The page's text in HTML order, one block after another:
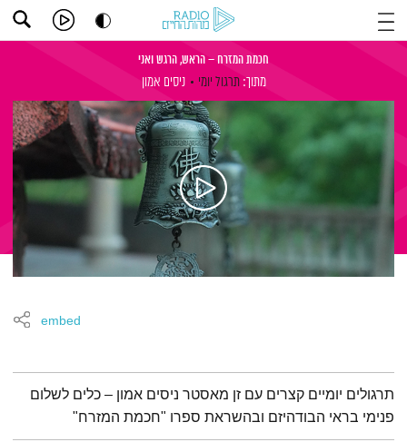
חכמת המזרח – הראש, הרגש ואני
מתוך: תרגול יומי ניסים אמון
embed
תמצית הפודקאסט
תרגולים יומיים קצרים עם זן מאסטר ניסים אמון – כלים לשלום
פנימי בראי הבודהיזם ובהשראת ספרו "חכמת המזרח"